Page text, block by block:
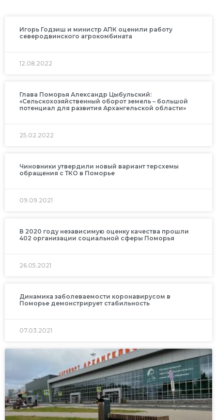
Игорь Годзиш и министр АПК оценили работу
северодвинского агрокомбината
12.08.2022
Глава Поморья Александр Цыбульский:
«Сельскохозяйственный оборот земель – большой
потенциал для развития Архангельской области»
25.02.2022
Чиновники утвердили новый вариант терсхемы
обращения с ТКО в Поморье
09.09.2021
В 2020 году независимую оценку качества прошли
402 организации социальной сферы Поморья
26.05.2021
Динамика заболеваемости коронавирусом в
Поморье демонстрирует стабильность
07.03.2021